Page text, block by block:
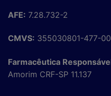
AFE: 7.28.732-2
CMVS: 355030801-477-
Farmacêutica
Amorim CRF-SP 11.137